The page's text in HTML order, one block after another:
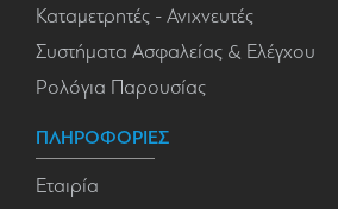
Καταμετρητές - Ανιχνευτές
Συστήματα Ασφαλείας & Ελέγχου
Ρολόγια Παρουσίας
ΠΛΗΡΟΦΟΡΙΕΣ
Εταιρία